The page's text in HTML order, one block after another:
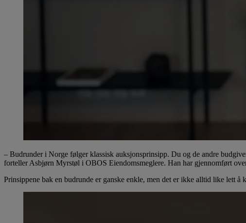
– Budrunder i Norge følger klassisk auksjonsprinsipp. Du og de andre
forteller Asbjørn Myrstøl i OBOS Eiendomsmeglere. Han har gjennomført
Prinsippene bak en budrunde er ganske enkle, men det er ikke alltid like lett å